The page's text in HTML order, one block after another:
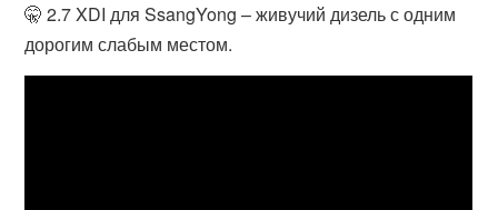
🤫 2.7 XDI для SsangYong – живучий дизель с одним
дорогим слабым местом.